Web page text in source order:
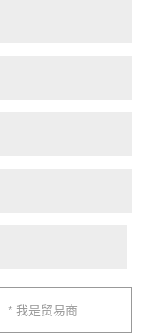
* 我是贸易商